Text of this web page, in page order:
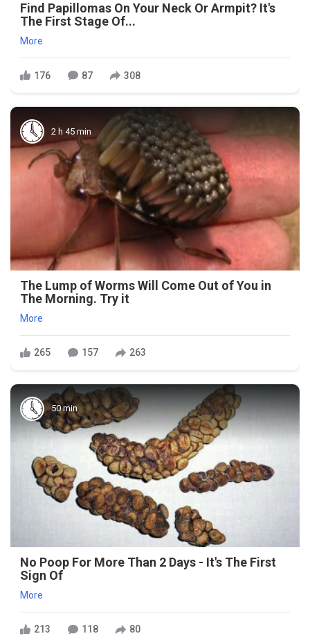
Find Papillomas On Your Neck Or Armpit? It's
The First Stage Of...
More
176 87 308
2 h 45 min
The Lump of Worms Will Come Out of You in
The Morning. Try it
More
265 157 263
50 min
No Poop For More Than 2 Days - It's The First
Sign Of
More
213 118 80